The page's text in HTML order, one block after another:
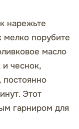
нарежьте
мелко порубите
масло
и чеснок,
постоянно
Этот
гарниром для